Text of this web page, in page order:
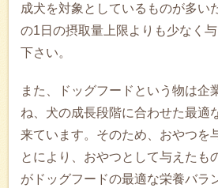
成犬を対象としているものが多い
の1日の摂取量上限よりも少なく
下さい。
また、ドッグフードという物は企
ね、犬の成長段階に合わせた最適
来ています。そのため、おやつを
とにより、おやつとして与えたも
がドッグフードの最適な栄養バラ